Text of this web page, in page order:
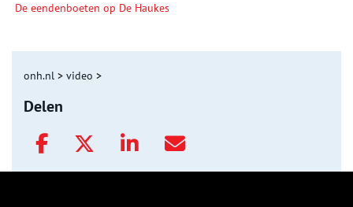
De eendenboeten op De Haukes
onh.nl > video >
Delen